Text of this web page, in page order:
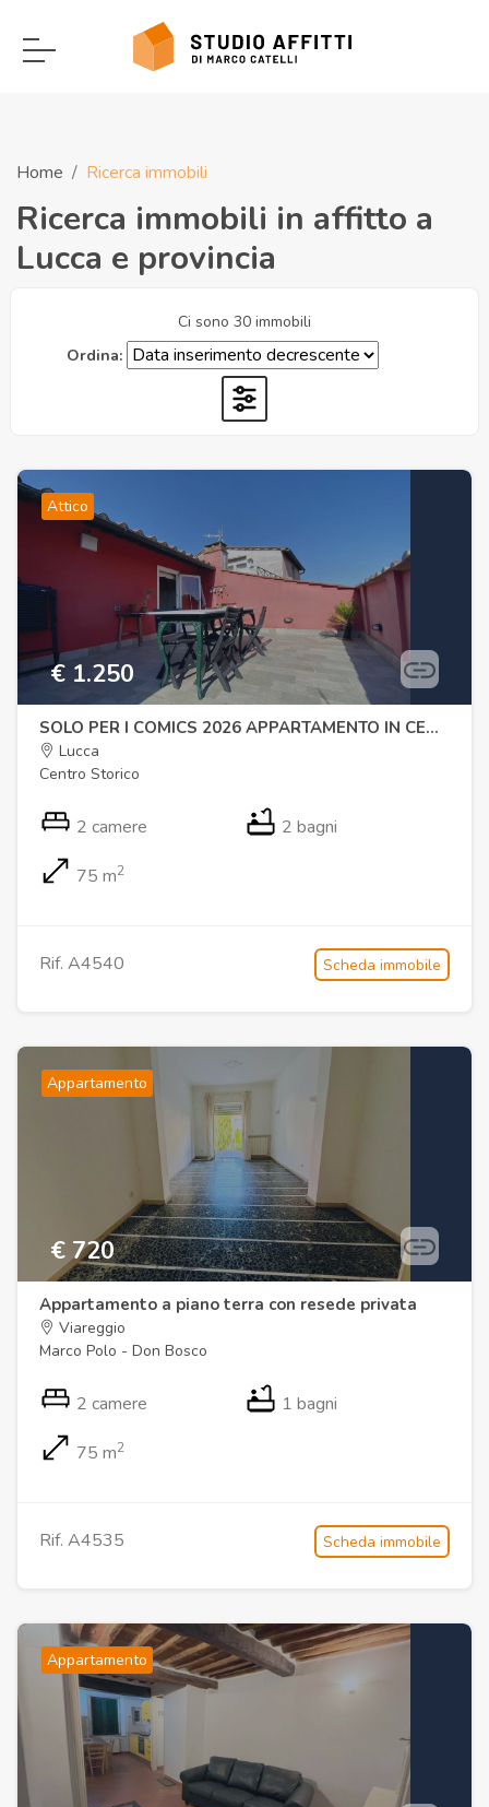
Home Ricerca immobili
Ricerca immobili in affitto a
Lucca e provincia
Ci sono 30 immobili
Ordina:
Attico
€ 1.250
SOLO PER I COMICS 2026 APPARTAMENTO IN CENTRO STORICO
Lucca
Centro Storico
2 camere 2 bagni
75 m2
Rif. A4540 Scheda immobile
Appartamento
€ 720
Appartamento a piano terra con resede privata
Viareggio
Marco Polo - Don Bosco
2 camere 1 bagni
75 m2
Rif. A4535 Scheda immobile
Appartamento